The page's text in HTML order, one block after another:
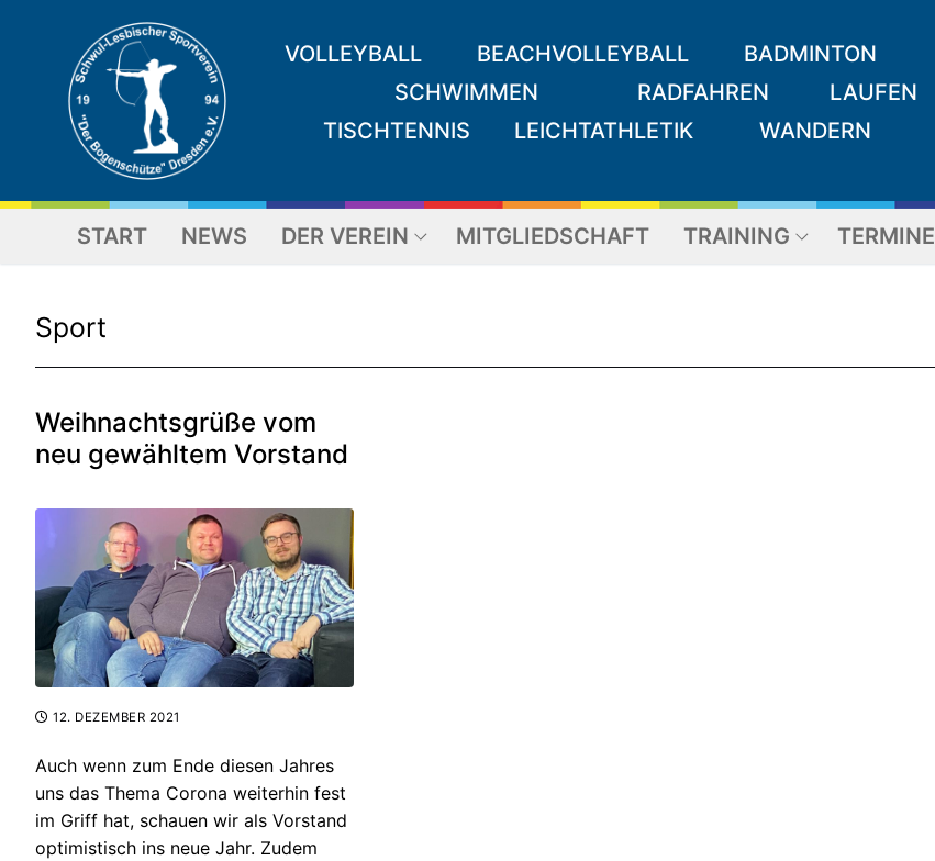
VOLLEYBALL BEACHVOLLEYBALL
BADMINTON
SCHWIMMEN
RADFAHREN
LAUFEN
TISCHTENNIS
LEICHTATHLETIK WANDERN
START NEWS DER VEREIN MITGLIEDSCHAFT TRAINING TERMINE
Sport
Weihnachtsgrüße vom
neu gewähltem Vorstand
12. DEZEMBER 2021
Auch wenn zum Ende diesen Jahres
uns das Thema Corona weiterhin fest
im Griff hat, schauen wir als Vorstand
optimistisch ins neue Jahr. Zudem